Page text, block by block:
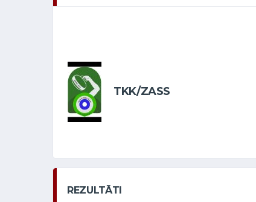
TKK/ZASS
REZULTĀTI